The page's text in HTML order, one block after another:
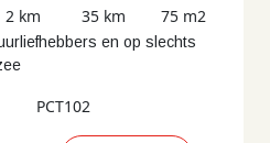
2 km 35 km 75 m2
en op slechts
PCT102